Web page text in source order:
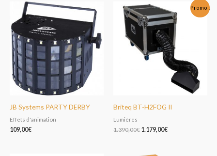
JB Systems PARTY DERBY
Effets d'animation
109,00€
Promo !
Briteq BT-H2FOG II
Lumières
1.390,00€
Le
prix
initial
était :
1.390,00€.
1.179,00€
prix
actuel
est :
1.179,00€.